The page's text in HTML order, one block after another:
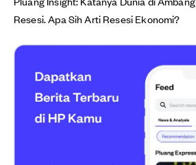
Resesi. Apa Sih Arti Resesi Ekonomi?